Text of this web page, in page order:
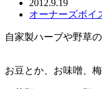
2012.9.19
オーナーズボイ
自家製ハーブや野草
お豆とか、お味噌、